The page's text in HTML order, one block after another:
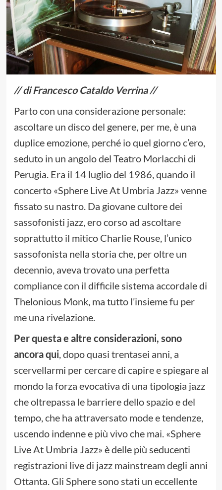
// di Francesco Cataldo Verrina //
Parto con una considerazione personale:
ascoltare un disco del genere, per me, è una
duplice emozione, perché io quel giorno c’ero,
seduto in un angolo del Teatro Morlacchi di
Perugia. Era il 14 luglio del 1986, quando il
concerto «Sphere Live At Umbria Jazz» venne
fissato su nastro. Da giovane cultore dei
sassofonisti jazz, ero corso ad ascoltare
soprattutto il mitico Charlie Rouse, l’unico
sassofonista nella storia che, per oltre un
decennio, aveva trovato una perfetta
compliance con il difficile sistema accordale di
Thelonious Monk, ma tutto l’insieme fu per
me una rivelazione.
Per questa e altre considerazioni, sono
ancora qui, dopo quasi trentasei anni, a
scervellarmi per cercare di capire e spiegare al
mondo la forza evocativa di una tipologia jazz
che oltrepassa le barriere dello spazio e del
tempo, che ha attraversato mode e tendenze,
uscendo indenne e più vivo che mai. «Sphere
Live At Umbria Jazz» è delle più seducenti
registrazioni live di jazz mainstream degli anni
Ottanta. Gli Sphere sono stati un eccellente